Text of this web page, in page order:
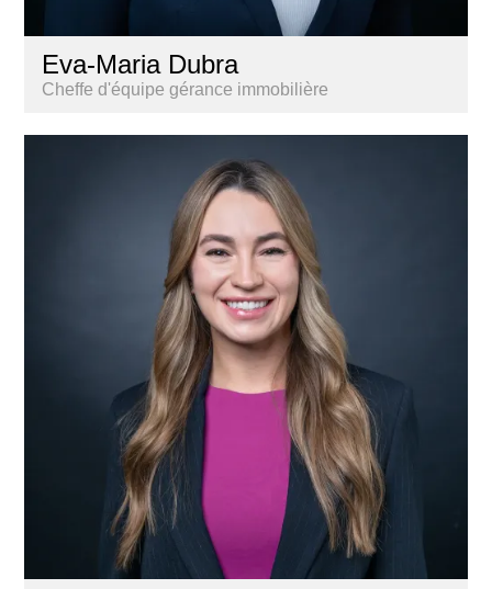
Eva-Maria Dubra
Cheffe d'équipe gérance immobilière